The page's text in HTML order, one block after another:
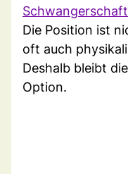
Schwangerschaft
Die Position ist
oft auch
Deshalb bleibt
Option.